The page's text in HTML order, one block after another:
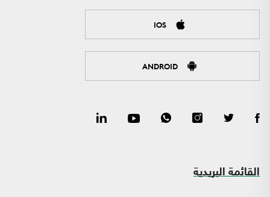
IOS
ANDROID
القائمة البريدية